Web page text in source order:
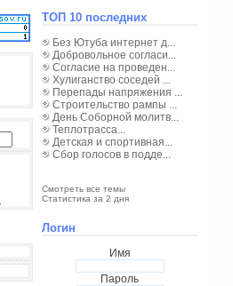
ТОП 10 последних
Без Ютуба интернет д...
Добровольное согласи...
Согласие на проведен...
Хулиганство соседей ...
Перепады напряжения ...
Строительство рампы ...
День Соборной молитв...
Теплотрасса...
Детская и спортивная...
Сбор голосов в подде...
Смотреть все темы
Статистика за 2 дня
Логин
Имя
Пароль